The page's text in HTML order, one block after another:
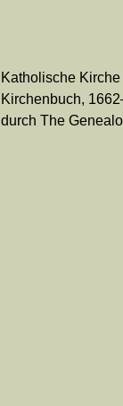
Katholische
Kirchenbuch,
durch The